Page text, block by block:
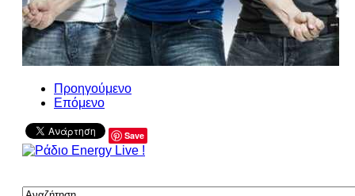
Προηγούμενο
Επόμενο
Save